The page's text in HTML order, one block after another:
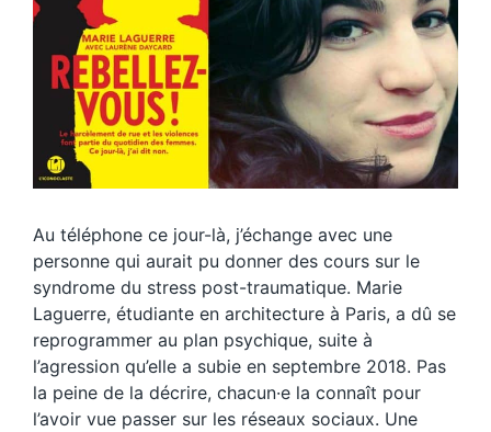
Au téléphone ce jour-là, j’échange avec une
personne qui aurait pu donner des cours sur le
syndrome du stress post-traumatique. Marie
Laguerre, étudiante en architecture à Paris, a dû se
reprogrammer au plan psychique, suite à
l’agression qu’elle a subie en septembre 2018. Pas
la peine de la décrire, chacun·e la connaît pour
l’avoir vue passer sur les réseaux sociaux. Une